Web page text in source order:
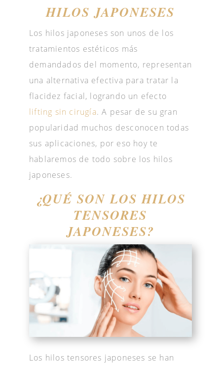
HILOS JAPONESES
Los hilos japoneses son unos de los
tratamientos estéticos más
demandados del momento, representan
una alternativa efectiva para tratar la
flacidez facial, logrando un efecto
lifting sin cirugía. A pesar de su gran
popularidad muchos desconocen todas
sus aplicaciones, por eso hoy te
hablaremos de todo sobre los hilos
japoneses.
¿QUÉ SON LOS HILOS
TENSORES
JAPONESES?
Los hilos tensores japoneses se han